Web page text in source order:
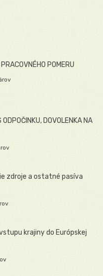
POMERU
DOVOLENKA NA
zdroje a ostatné pasíva
krajiny do Európskej